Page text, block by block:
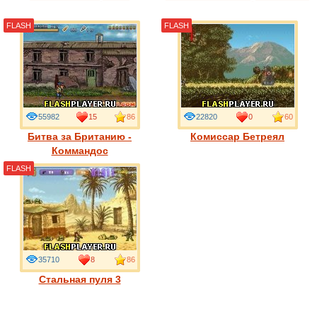
Битва за Британию -
Коммандос
55982 15 86
FLASH
Комиссар Бетреял
22820 0 60
FLASH
Стальная пуля 3
35710 8 86
FLASH